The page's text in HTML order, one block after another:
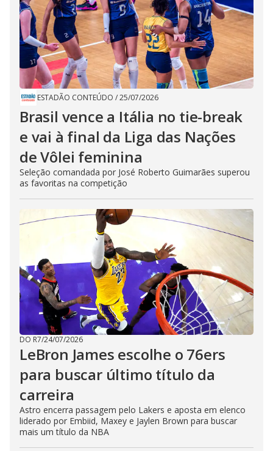
ESTADÃO CONTEÚDO /25/07/2026
Brasil vence a Itália no tie-break
e vai à final da Liga das Nações
de Vôlei feminina
Seleção comandada por José Roberto Guimarães superou
as favoritas na competição
DO R7/24/07/2026
LeBron James escolhe o 76ers
para buscar último título da
carreira
Astro encerra passagem pelo Lakers e aposta em elenco
liderado por Embiid, Maxey e Jaylen Brown para buscar
mais um título da NBA